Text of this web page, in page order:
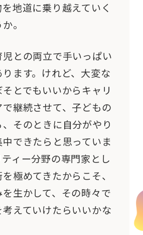
地道に乗り越えていく
。
との両立で手いっぱい
ます。けれど、大変な
とでもいいからキャリ
継続させて、子どもの
そのときに自分がやり
できたらと思っていま
ィー分野の専門家とし
極めてきたからこそ、
生かして、その時々で
えていけたらいいかな